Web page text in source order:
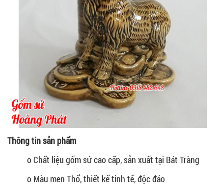
Thông tin sản phẩm
o Chất liệu gốm sứ cao cấp, sản xuất tại Bát Tràng
o Màu men Thổ, thiết kế tinh tế, độc đáo